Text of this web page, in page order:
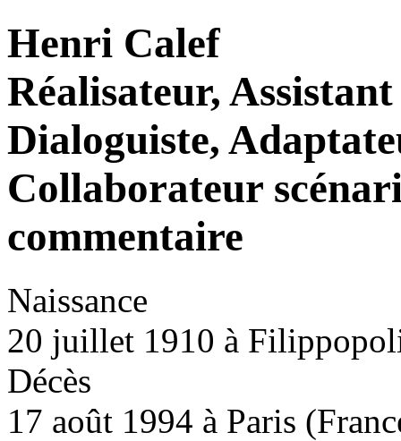
Henri Calef
Réalisateur,
Dialoguiste,
Collaborateur
commentaire
Naissance
20 juillet 1910 à
Décès
17 août 1994 à Paris